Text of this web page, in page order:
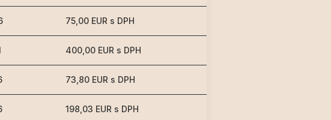
75,00 EUR s DPH
400,00 EUR s DPH
73,80 EUR s DPH
198,03 EUR s DPH